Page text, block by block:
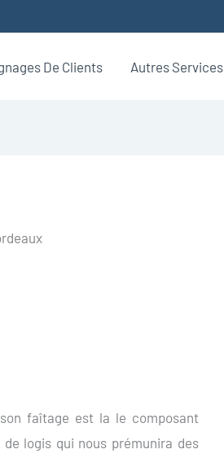
De Clients Autres Services
faîtage est la le composant
de logis qui nous prémunira des